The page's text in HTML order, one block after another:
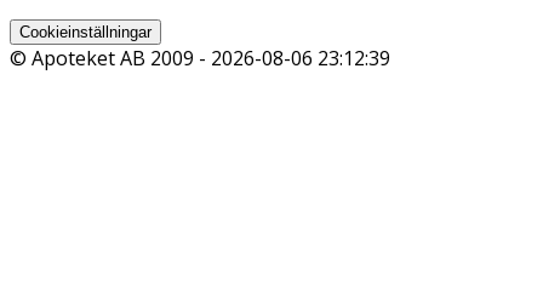
Cookieinställningar
© Apoteket AB 2009 - 2026-08-06 23:12:39